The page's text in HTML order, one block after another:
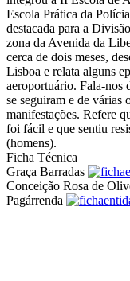
Escola Prática da
destacada para a
zona da Avenida da
cerca de dois meses,
Lisboa e relata alguns
aeroportuário. Fala-nos
se seguiram e de várias
manifestações. Refere
foi fácil e que sentiu
(homens).
Ficha Técnica
Graça Barradas
Conceição Rosa de
Pagárrenda